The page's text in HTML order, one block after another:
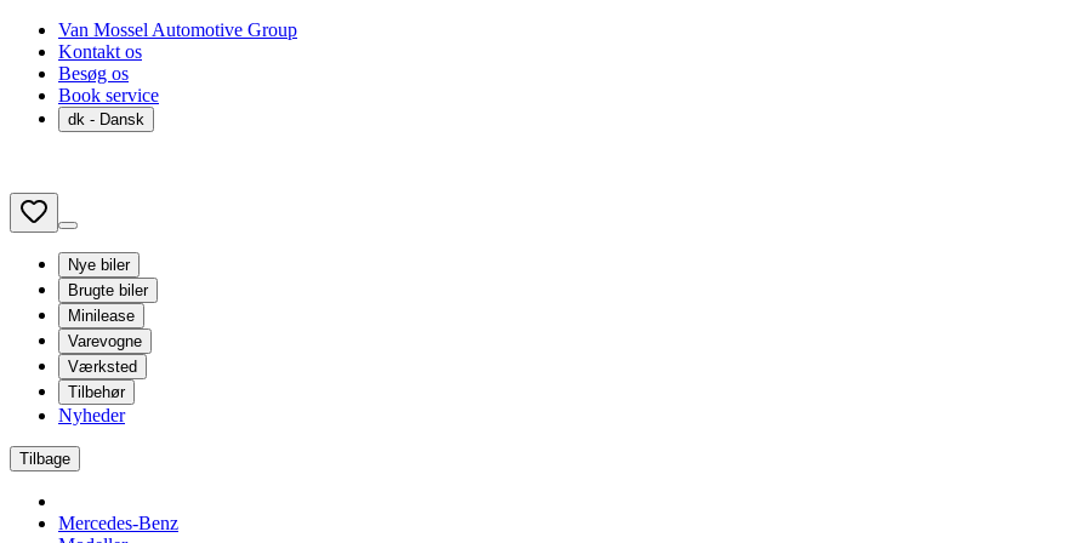
Van Mossel Automotive Group
Kontakt os
Besøg os
Book service
dk - Dansk
Nye biler
Brugte biler
Minilease
Varevogne
Værksted
Tilbehør
Nyheder
Tilbage
Mercedes-Benz